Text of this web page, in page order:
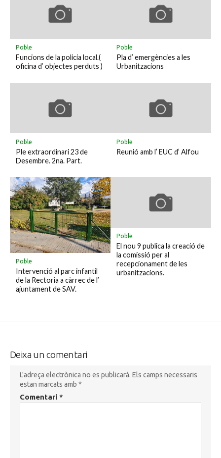
Poble
Funcions de la policia local.(
oficina d’ objectes perduts )
Poble
Pla d’ emergències a les
Urbanitzacions
Poble
Ple extraordinari 23 de
Desembre. 2na. Part.
Poble
Reunió amb l’ EUC d’ Alfou
Poble
Intervenció al parc infantil
de la Rectoria a càrrec de l’
ajuntament de SAV.
Poble
El nou 9 publica la creació de
la comissió per al
recepcionament de les
urbanitzacions.
Deixa un comentari
L'adreça electrònica no es publicarà. Els camps necessaris
estan marcats amb *
Comentari *